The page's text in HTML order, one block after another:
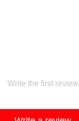
Write the first review